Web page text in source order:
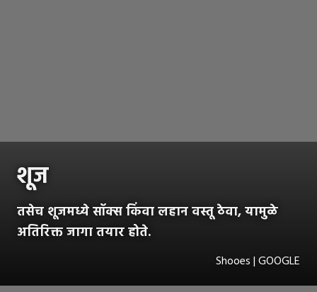
शूज
तसेच शूजमध्ये सॉक्स किंवा लहान वस्तू ठेवा, यामुळे
अतिरिक्त जागा तयार होते.
Shooes | GOOGLE